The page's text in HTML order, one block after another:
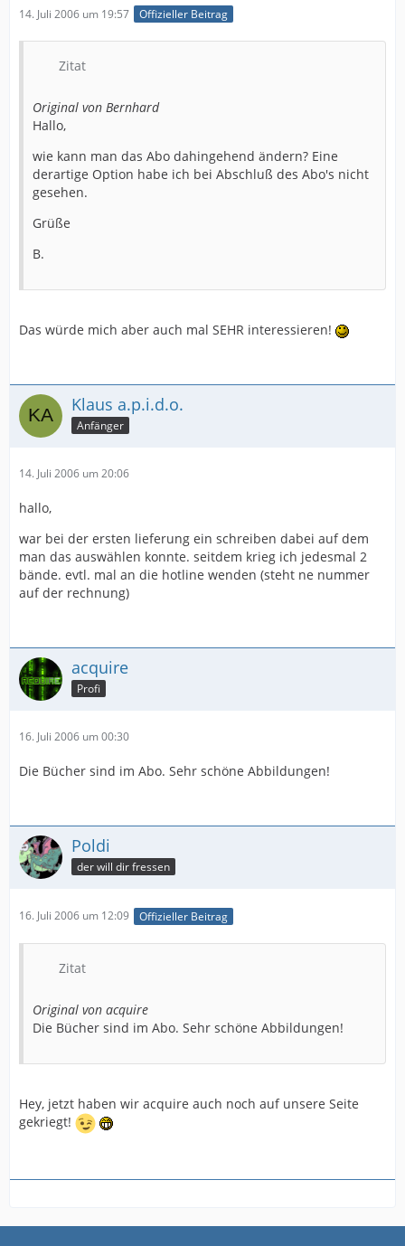
14. Juli 2006 um 19:57 Offizieller Beitrag
Zitat
Original von Bernhard
Hallo,
wie kann man das Abo dahingehend ändern? Eine
derartige Option habe ich bei Abschluß des Abo's nicht
gesehen.
Grüße
B.
Das würde mich aber auch mal SEHR interessieren!
Klaus a.p.i.d.o.
Anfänger
14. Juli 2006 um 20:06
hallo,
war bei der ersten lieferung ein schreiben dabei auf dem
man das auswählen konnte. seitdem krieg ich jedesmal 2
bände. evtl. mal an die hotline wenden (steht ne nummer
auf der rechnung)
acquire
Profi
16. Juli 2006 um 00:30
Die Bücher sind im Abo. Sehr schöne Abbildungen!
Poldi
der will dir fressen
16. Juli 2006 um 12:09 Offizieller Beitrag
Zitat
Original von acquire
Die Bücher sind im Abo. Sehr schöne Abbildungen!
Hey, jetzt haben wir acquire auch noch auf unsere Seite
gekriegt!